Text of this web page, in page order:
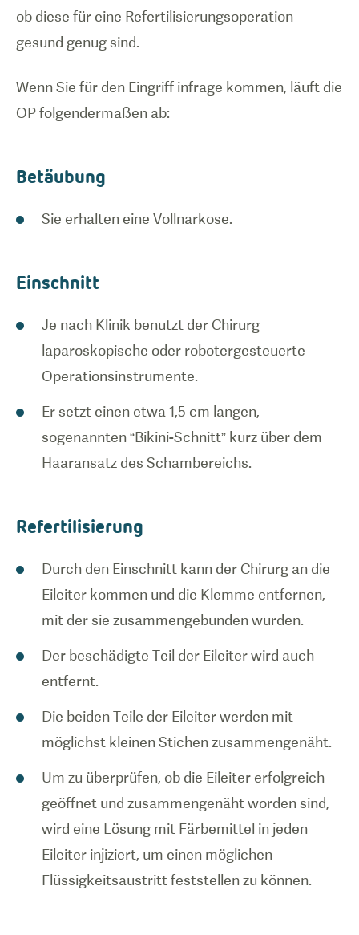
ob diese für eine Refertilisierungsoperation
gesund genug sind.
Wenn Sie für den Eingriff infrage kommen, läuft die
OP folgendermaßen ab:
Betäubung
Sie erhalten eine Vollnarkose.
Einschnitt
Je nach Klinik benutzt der Chirurg
laparoskopische oder robotergesteuerte
Operationsinstrumente.
Er setzt einen etwa 1,5 cm langen,
sogenannten “Bikini-Schnitt” kurz über dem
Haaransatz des Schambereichs.
Refertilisierung
Durch den Einschnitt kann der Chirurg an die
Eileiter kommen und die Klemme entfernen,
mit der sie zusammengebunden wurden.
Der beschädigte Teil der Eileiter wird auch
entfernt.
Die beiden Teile der Eileiter werden mit
möglichst kleinen Stichen zusammengenäht.
Um zu überprüfen, ob die Eileiter erfolgreich
geöffnet und zusammengenäht worden sind,
wird eine Lösung mit Färbemittel in jeden
Eileiter injiziert, um einen möglichen
Flüssigkeitsaustritt feststellen zu können.